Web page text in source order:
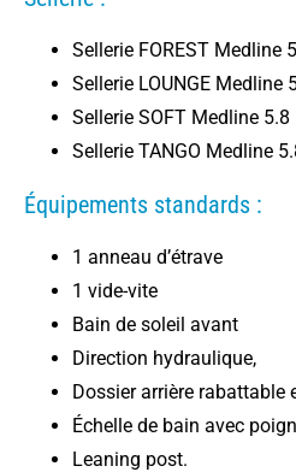
Sellerie FOREST Medline
Sellerie LOUNGE Medline
Sellerie SOFT Medline 5.8
Sellerie TANGO Medline
Équipements standards :
1 anneau d’étrave
1 vide-vite
Bain de soleil avant
Direction hydraulique,
Dossier arrière rabattable
Échelle de bain avec
Leaning post.